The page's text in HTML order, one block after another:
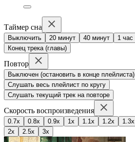
Таймер сна
Выключить 20 минут 40 минут 1 час
Конец трека (главы)
Повтор
Выключен (остановить в конце плейлиста)
Слушать весь плейлист по кругу
Слушать текущий трек на повторе
Скорость воспроизведения
0.7x 0.8x 0.9x 1x 1.1x 1.2x 1.3x
2x
2.5x 3x